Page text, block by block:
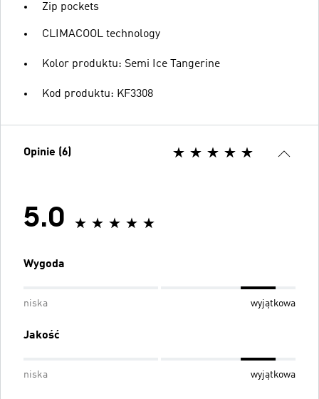
Zip pockets
CLIMACOOL technology
Kolor produktu: Semi Ice Tangerine
Kod produktu: KF3308
Opinie (6)
5.0
Wygoda
niska wyjątkowa
Jakość
niska wyjątkowa